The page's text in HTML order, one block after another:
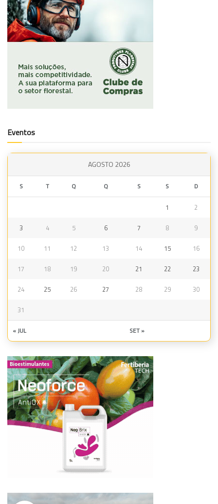
Eventos
AGOSTO 2026
S T Q Q S S D
1 2
3 4 5 6 7 8 9
10 11 12 13 14 15 16
17 18 19 20 21 22 23
24 25 26 27 28 29 30
31
« JUL SET »